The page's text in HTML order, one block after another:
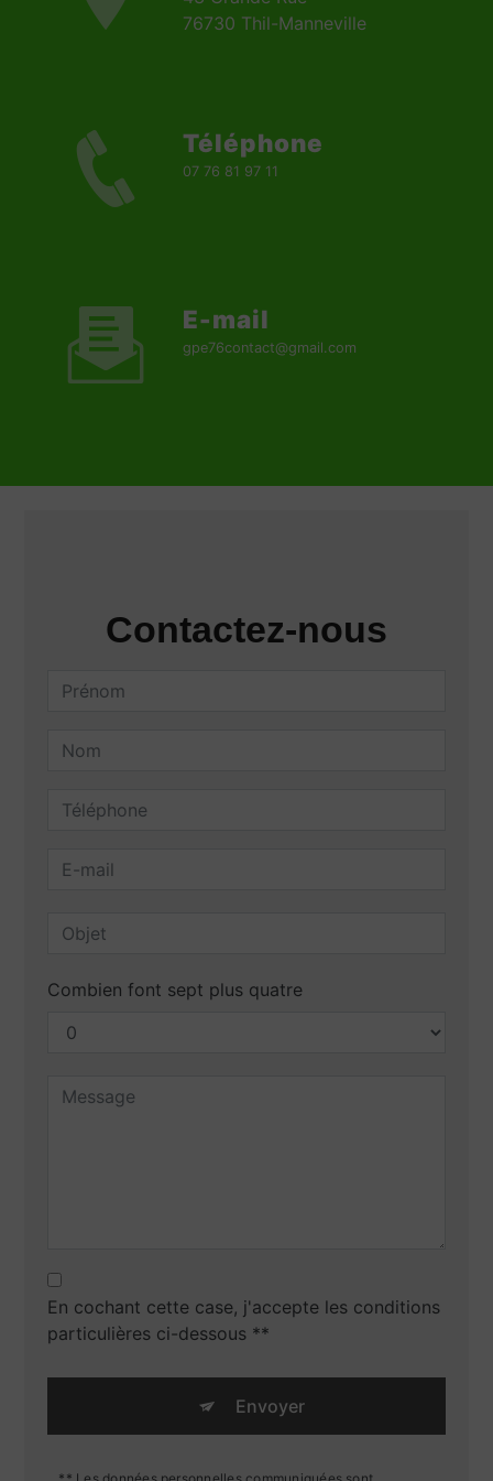
76730 Thil-Manneville
Téléphone
07 76 81 97 11
E-mail
gpe76contact@gmail.com
Contactez-nous
Combien font sept plus quatre
En cochant cette case, j'accepte les conditions
particulières ci-dessous **
Envoyer